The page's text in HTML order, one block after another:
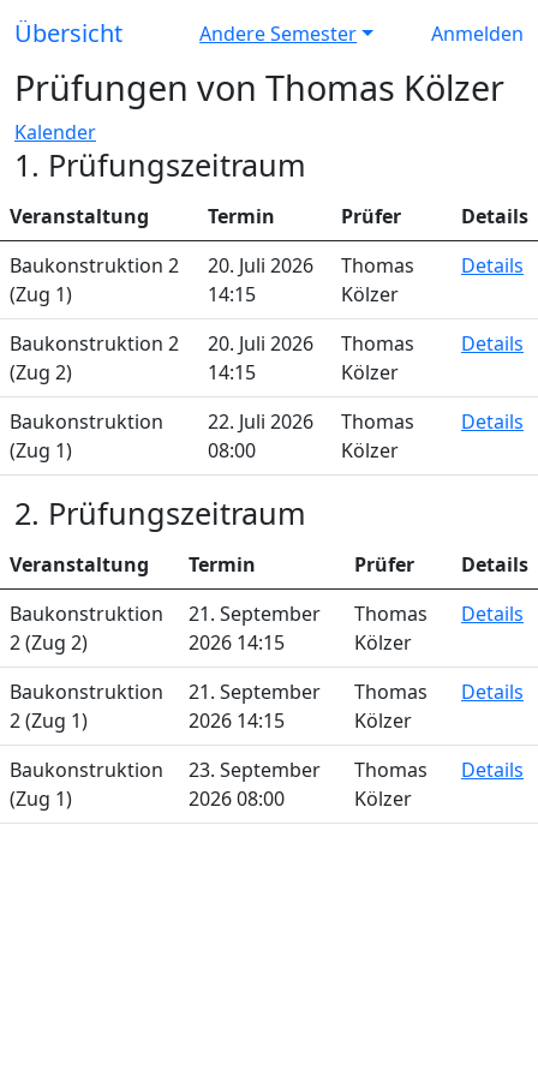
Übersicht Andere Semester Anmelden
Prüfungen von Thomas Kölzer
Kalender
1. Prüfungszeitraum
Veranstaltung Termin Prüfer
Details
Baukonstruktion 2
(Zug 1)
20. Juli 2026
14:15
Thomas
Kölzer
Details
Baukonstruktion 2
(Zug 2)
20. Juli 2026
14:15
Thomas
Kölzer
Details
Baukonstruktion
(Zug 1)
22. Juli 2026
08:00
Thomas
Kölzer
Details
2. Prüfungszeitraum
Veranstaltung Termin Prüfer
Details
Baukonstruktion
2 (Zug 2)
21. September
2026 14:15
Thomas
Kölzer
Details
Baukonstruktion
2 (Zug 1)
21. September
2026 14:15
Thomas
Kölzer
Details
Baukonstruktion
(Zug 1)
23. September
2026 08:00
Thomas
Kölzer
Details